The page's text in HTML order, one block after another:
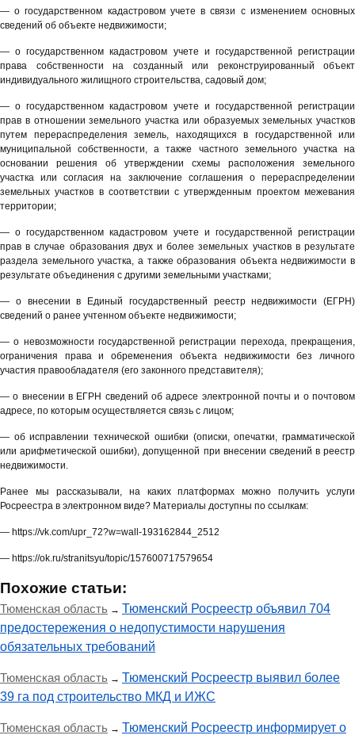
— о государственном кадастровом учете в связи с изменением основных
сведений об объекте недвижимости;
— о государственном кадастровом учете и государственной регистрации
права собственности на созданный или реконструированный объект
индивидуального жилищного строительства, садовый дом;
— о государственном кадастровом учете и государственной регистрации
прав в отношении земельного участка или образуемых земельных участков
путем перераспределения земель, находящихся в государственной или
муниципальной собственности, а также частного земельного участка на
основании решения об утверждении схемы расположения земельного
участка или согласия на заключение соглашения о перераспределении
земельных участков в соответствии с утвержденным проектом межевания
территории;
— о государственном кадастровом учете и государственной регистрации
прав в случае образования двух и более земельных участков в результате
раздела земельного участка, а также образования объекта недвижимости в
результате объединения с другими земельными участками;
— о внесении в Единый государственный реестр недвижимости (ЕГРН)
сведений о ранее учтенном объекте недвижимости;
— о невозможности государственной регистрации перехода, прекращения,
ограничения права и обременения объекта недвижимости без личного
участия правообладателя (его законного представителя);
— о внесении в ЕГРН сведений об адресе электронной почты и о почтовом
адресе, по которым осуществляется связь с лицом;
— об исправлении технической ошибки (описки, опечатки, грамматической
или арифметической ошибки), допущенной при внесении сведений в реестр
недвижимости.
Ранее мы рассказывали, на каких платформах можно получить услуги
Росреестра в электронном виде? Материалы доступны по ссылкам:
— https://vk.com/upr_72?w=wall-193162844_2512
— https://ok.ru/stranitsyu/topic/157600717579654
Похожие статьи:
Тюменская область → Тюменский Росреестр объявил 704
предостережения о недопустимости нарушения
обязательных требований
Тюменская область → Тюменский Росреестр выявил более
39 га под строительство МКД и ИЖС
Тюменская область → Тюменский Росреестр информирует о